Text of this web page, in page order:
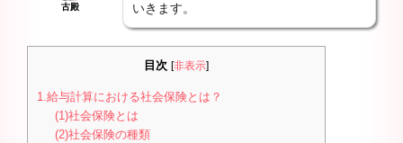
古殿
いきます。
目次 [非表示]
1.給与計算における社会保険とは？
(1)社会保険とは
(2)社会保険の種類